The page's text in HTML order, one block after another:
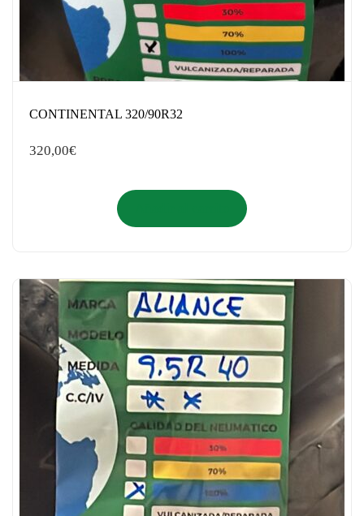
CONTINENTAL 320/90R32
320,00€